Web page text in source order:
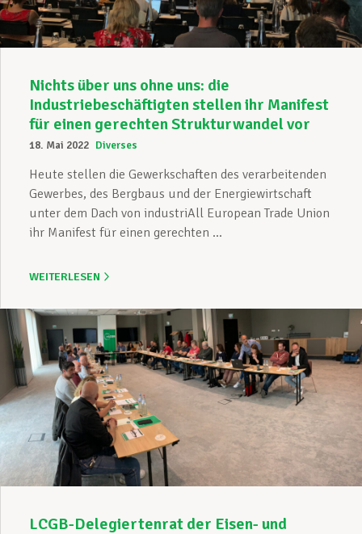
Nichts über uns ohne uns: die
Industriebeschäftigten stellen ihr Manifest
für einen gerechten Strukturwandel vor
18. Mai 2022 Diverses
Heute stellen die Gewerkschaften des verarbeitenden
Gewerbes, des Bergbaus und der Energiewirtschaft
unter dem Dach von industriAll European Trade Union
ihr Manifest für einen gerechten ...
WEITERLESEN
LCGB-Delegiertenrat der Eisen- und